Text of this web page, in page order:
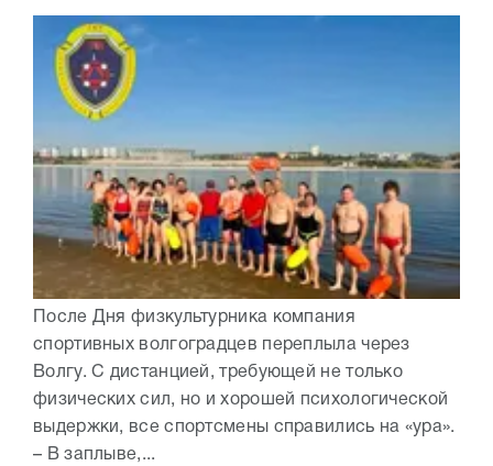
После Дня физкультурника компания
спортивных волгоградцев переплыла через
Волгу. С дистанцией, требующей не только
физических сил, но и хорошей психологической
выдержки, все спортсмены справились на «ура».
– В заплыве,...